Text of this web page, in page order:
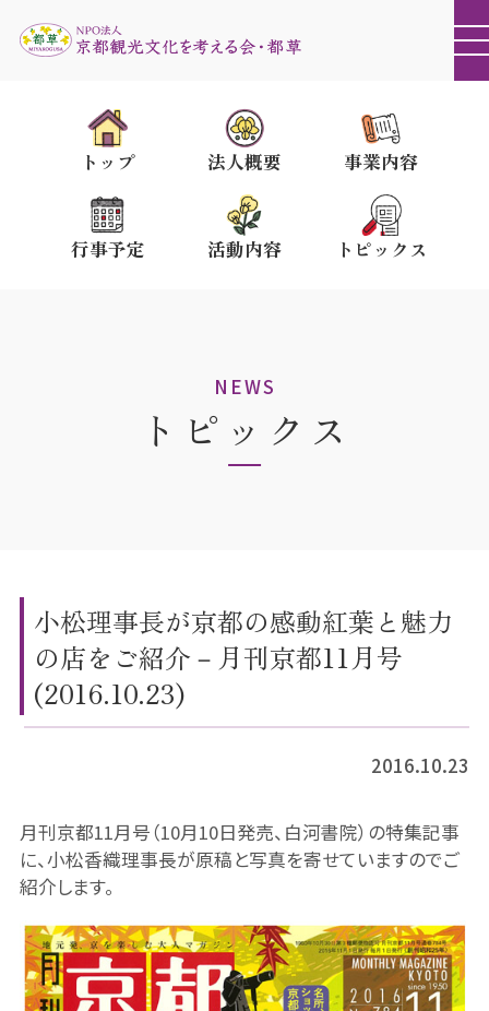
トップ 法人概要 事業内容
行事予定 活動内容 トピックス
NEWS
トピックス
小松理事長が京都の感動紅葉と魅力
の店をご紹介－月刊京都11月号
(2016.10.23)
2016.10.23
月刊京都11月号（10月10日発売、白河書院）の特集記事
に、小松香織理事長が原稿と写真を寄せていますのでご
紹介します。